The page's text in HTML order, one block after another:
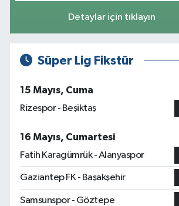
Detaylar için tıklayın
Süper Lig Fikstür
15 Mayıs, Cuma
Rizespor - Beşiktaş
16 Mayıs, Cumartesi
Fatih Karagümrük - Alanyaspor
Gaziantep FK - Başakşehir
Samsunspor - Göztepe